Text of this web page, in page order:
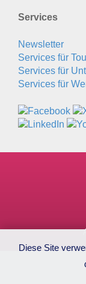
Services
Newsletter
Services für
Services für
Services für
Diese Site